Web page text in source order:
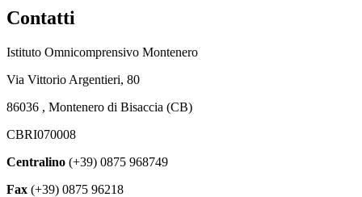
Contatti
Istituto Omnicomprensivo Montenero
Via Vittorio Argentieri, 80
86036 , Montenero di Bisaccia (CB)
CBRI070008
Centralino (+39) 0875 968749
Fax (+39) 0875 96218